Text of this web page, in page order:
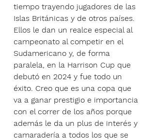
tiempo trayendo jugadores de las
Islas Británicas y de otros países.
Ellos le dan un realce especial al
campeonato al competir en el
Sudamericano y, de forma
paralela, en la Harrison Cup que
debutó en 2024 y fue todo un
éxito. Creo que es una copa que
va a ganar prestigio e importancia
con el correr de los años porque
además le da un plus de interés y
camaradería a todos los que se